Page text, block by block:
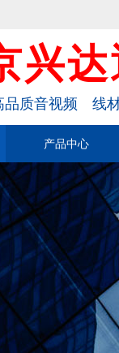
兴
品质音视频 线
产品中心